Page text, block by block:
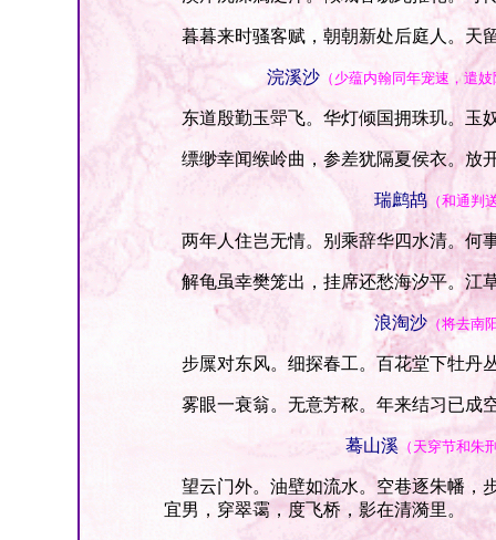
暮暮来时骚客赋，朝朝新处后庭人。天
浣溪沙（少蕴内翰同年宠速，遣
东道殷勤玉斝飞。华灯倾国拥珠玑。玉
缥缈幸闻缑岭曲，参差犹隔夏侯衣。放
瑞鹧鸪（和通判
两年人住岂无情。别乘辞华四水清。何
解龟虽幸樊笼出，挂席还愁海汐平。江
浪淘沙（将去南
步屟对东风。细探春工。百花堂下牡丹
雾眼一衰翁。无意芳秾。年来结习已成
蓦山溪 （天穿节和朱
望云门外。油壁如流水。空巷逐朱幡，
宜男，穿翠霭，度飞桥，影在清漪里。